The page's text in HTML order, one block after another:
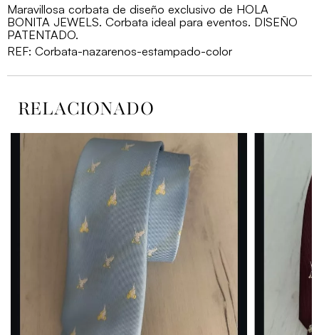
cantidad
Maravillosa corbata de diseño exclusivo de HOLA
BONITA JEWELS. Corbata ideal para eventos. DISEÑO
PATENTADO.
REF: Corbata-nazarenos-estampado-color
RELACIONADO